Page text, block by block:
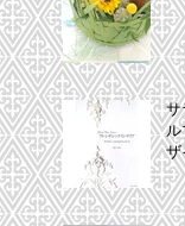
サ
ル
ザ